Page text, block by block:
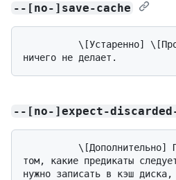
--[no-]save-cache
--[no-]expect-
том, какие предикаты
нужно записать в кэш диска,